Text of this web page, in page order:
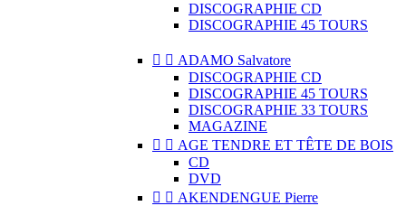
DISCOGRAPHIE CD
DISCOGRAPHIE 45 TOURS
  ADAMO Salvatore
DISCOGRAPHIE CD
DISCOGRAPHIE 45 TOURS
DISCOGRAPHIE 33 TOURS
MAGAZINE
  AGE TENDRE ET TÊTE DE BOIS
CD
DVD
  AKENDENGUE Pierre